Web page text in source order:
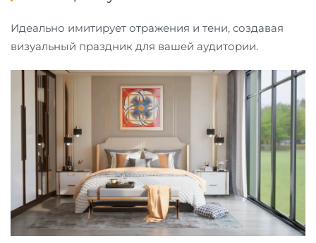
Идеально имитирует отражения и тени, создавая
визуальный праздник для вашей аудитории.